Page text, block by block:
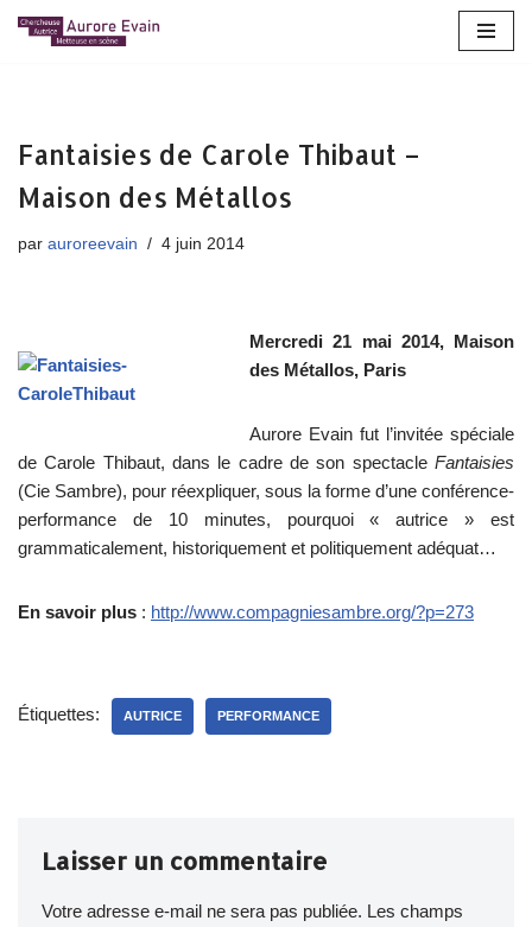
Fantaisies de Carole Thibaut –
Maison des Métallos
par auroreevain 4 juin 2014
Mercredi 21 mai 2014, Maison
des Métallos, Paris
Aurore Evain fut l’invitée spéciale
de Carole Thibaut, dans le cadre de son spectacle Fantaisies
(Cie Sambre), pour réexpliquer, sous la forme d’une conférence-
performance de 10 minutes, pourquoi « autrice » est
grammaticalement, historiquement et politiquement adéquat…
En savoir plus : http://www.compagniesambre.org/?p=273
Étiquettes: AUTRICE PERFORMANCE
Laisser un commentaire
Votre adresse e-mail ne sera pas publiée. Les champs